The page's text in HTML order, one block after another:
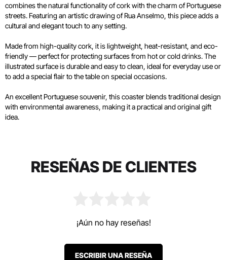
combines the natural functionality of cork with the charm of Portuguese
streets. Featuring an artistic drawing of Rua Anselmo, this piece adds a
cultural and elegant touch to any setting.
Made from high-quality cork, it is lightweight, heat-resistant, and eco-
friendly — perfect for protecting surfaces from hot or cold drinks. The
illustrated surface is durable and easy to clean, ideal for everyday use or
to add a special flair to the table on special occasions.
An excellent Portuguese souvenir, this coaster blends traditional design
with environmental awareness, making it a practical and original gift
idea.
RESEÑAS DE CLIENTES
¡Aún no hay reseñas!
ESCRIBIR UNA RESEÑA